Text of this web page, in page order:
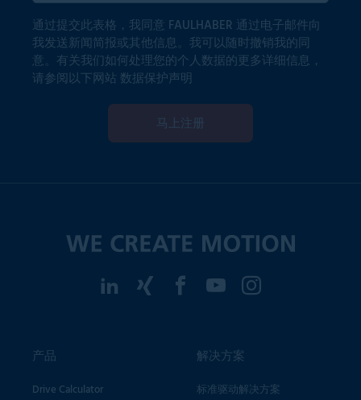
通过提交此表格，我同意 FAULHABER 通过电子邮件向
我发送新闻简报或其他信息。我可以随时撤销我的同
意。有关我们如何处理您的个人数据的更多详细信息，
请参阅以下网站 数据保护声明
马上注册
产品
Drive Calculator
解决方案
标准驱动解决方案